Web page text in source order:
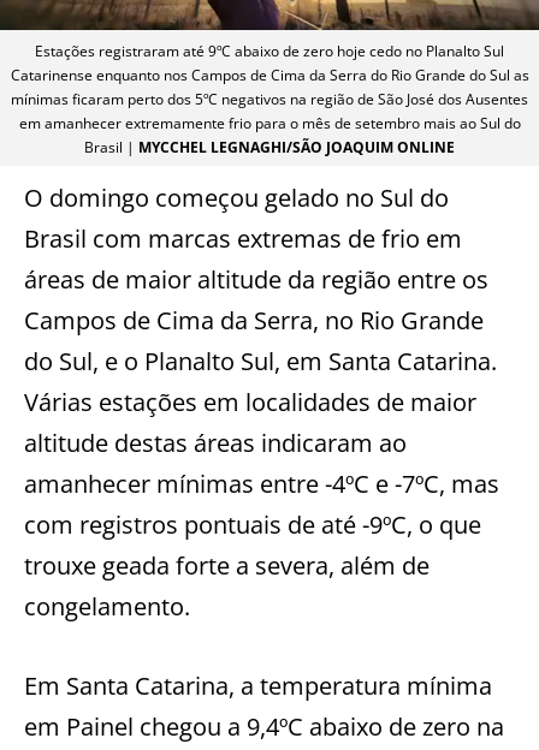
Estações registraram até 9ºC abaixo de zero hoje cedo no Planalto Sul
Catarinense enquanto nos Campos de Cima da Serra do Rio Grande do Sul as
mínimas ficaram perto dos 5ºC negativos na região de São José dos Ausentes
em amanhecer extremamente frio para o mês de setembro mais ao Sul do
Brasil | MYCCHEL LEGNAGHI/SÃO JOAQUIM ONLINE
O domingo começou gelado no Sul do
Brasil com marcas extremas de frio em
áreas de maior altitude da região entre os
Campos de Cima da Serra, no Rio Grande
do Sul, e o Planalto Sul, em Santa Catarina.
Várias estações em localidades de maior
altitude destas áreas indicaram ao
amanhecer mínimas entre -4ºC e -7ºC, mas
com registros pontuais de até -9ºC, o que
trouxe geada forte a severa, além de
congelamento.
Em Santa Catarina, a temperatura mínima
em Painel chegou a 9,4ºC abaixo de zero na